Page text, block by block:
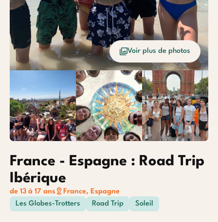
Baroudeurs
Voir plus de photos
France - Espagne : Road Trip
Ibérique
de 13 à 17 ans
France, Espagne
Les Globes-Trotters
Road Trip Soleil